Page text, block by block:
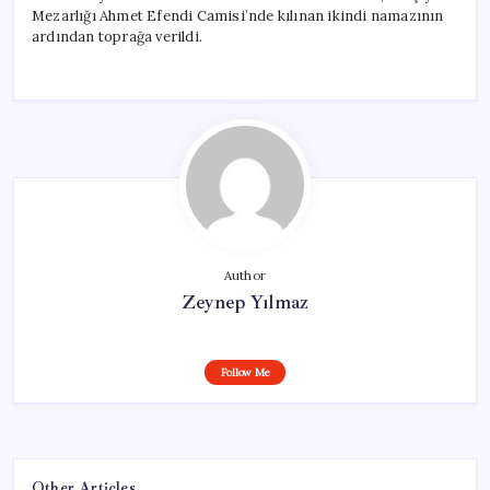
Mezarlığı Ahmet Efendi Camisi’nde kılınan ikindi namazının
ardından toprağa verildi.
Author
Zeynep Yılmaz
Follow Me